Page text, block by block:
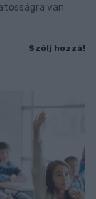
van
Szólj hozzá!